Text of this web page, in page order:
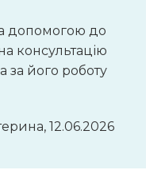
допомогою до
консультацію
за його роботу
12.06.2026